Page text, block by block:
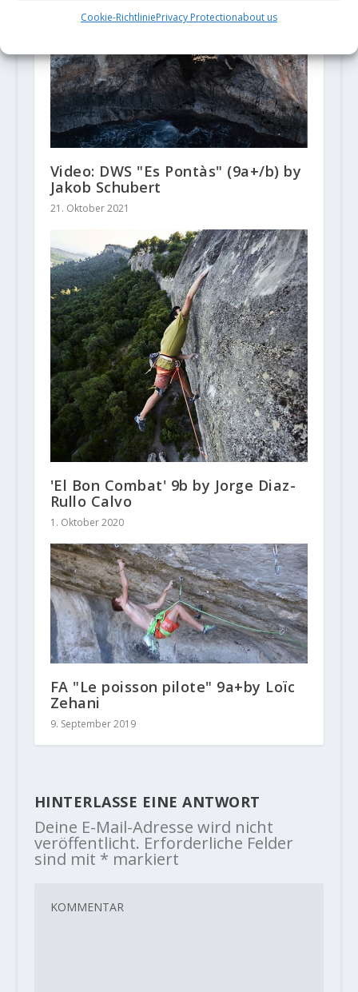
Cookie-RichtliniePrivacy Protectionabout us
Video: DWS "Es Pontàs" (9a+/b) by
Jakob Schubert
21. Oktober 2021
'El Bon Combat' 9b by Jorge Diaz-
Rullo Calvo
1. Oktober 2020
FA "Le poisson pilote" 9a+by Loïc
Zehani
9. September 2019
HINTERLASSE EINE ANTWORT
Deine E-Mail-Adresse wird nicht
veröffentlicht. Erforderliche Felder
sind mit * markiert